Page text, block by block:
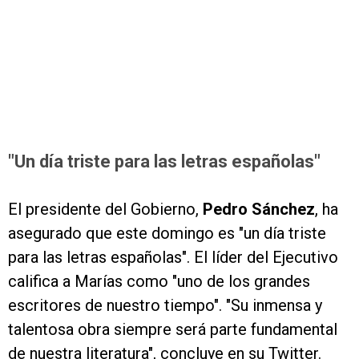
"Un día triste para las letras españolas"
El presidente del Gobierno, Pedro Sánchez, ha
asegurado que este domingo es "un día triste
para las letras españolas". El líder del Ejecutivo
califica a Marías como "uno de los grandes
escritores de nuestro tiempo". "Su inmensa y
talentosa obra siempre será parte fundamental
de nuestra literatura", concluye en su Twitter.